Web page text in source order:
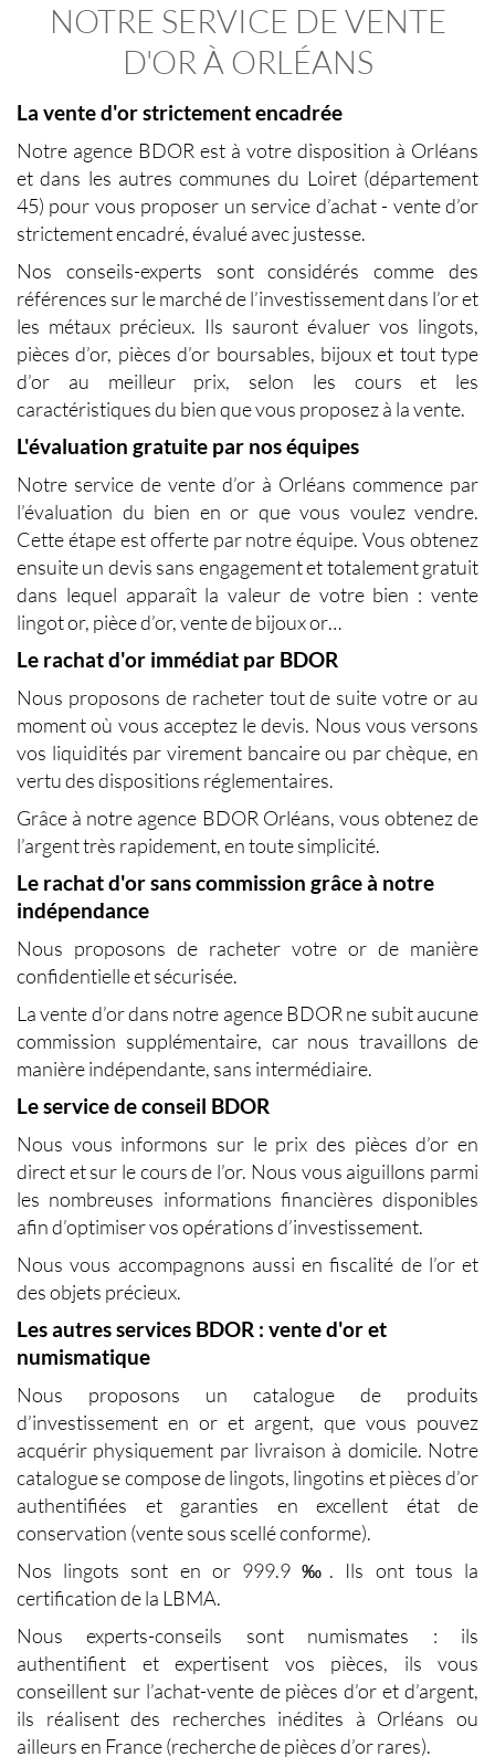
NOTRE SERVICE DE VENTE
D'OR À ORLÉANS
La vente d'or strictement encadrée
Notre agence BDOR est à votre disposition à Orléans
et dans les autres communes du Loiret (département
45) pour vous proposer un service d’achat - vente d’or
strictement encadré, évalué avec justesse.
Nos conseils-experts sont considérés comme des
références sur le marché de l’investissement dans l’or et
les métaux précieux. Ils sauront évaluer vos lingots,
pièces d’or, pièces d’or boursables, bijoux et tout type
d’or au meilleur prix, selon les cours et les
caractéristiques du bien que vous proposez à la vente.
L'évaluation gratuite par nos équipes
Notre service de vente d’or à Orléans commence par
l’évaluation du bien en or que vous voulez vendre.
Cette étape est offerte par notre équipe. Vous obtenez
ensuite un devis sans engagement et totalement gratuit
dans lequel apparaît la valeur de votre bien : vente
lingot or, pièce d’or, vente de bijoux or…
Le rachat d'or immédiat par BDOR
Nous proposons de racheter tout de suite votre or au
moment où vous acceptez le devis. Nous vous versons
vos liquidités par virement bancaire ou par chèque, en
vertu des dispositions réglementaires.
Grâce à notre agence BDOR Orléans, vous obtenez de
l’argent très rapidement, en toute simplicité.
Le rachat d'or sans commission grâce à notre
indépendance
Nous proposons de racheter votre or de manière
confidentielle et sécurisée.
La vente d’or dans notre agence BDOR ne subit aucune
commission supplémentaire, car nous travaillons de
manière indépendante, sans intermédiaire.
Le service de conseil BDOR
Nous vous informons sur le prix des pièces d’or en
direct et sur le cours de l’or. Nous vous aiguillons parmi
les nombreuses informations financières disponibles
afin d’optimiser vos opérations d’investissement.
Nous vous accompagnons aussi en fiscalité de l’or et
des objets précieux.
Les autres services BDOR : vente d'or et
numismatique
Nous proposons un catalogue de produits
d’investissement en or et argent, que vous pouvez
acquérir physiquement par livraison à domicile. Notre
catalogue se compose de lingots, lingotins et pièces d’or
authentifiées et garanties en excellent état de
conservation (vente sous scellé conforme).
Nos lingots sont en or 999.9 ‰. Ils ont tous la
certification de la LBMA.
Nous experts-conseils sont numismates : ils
authentifient et expertisent vos pièces, ils vous
conseillent sur l’achat-vente de pièces d’or et d’argent,
ils réalisent des recherches inédites à Orléans ou
ailleurs en France (recherche de pièces d’or rares).